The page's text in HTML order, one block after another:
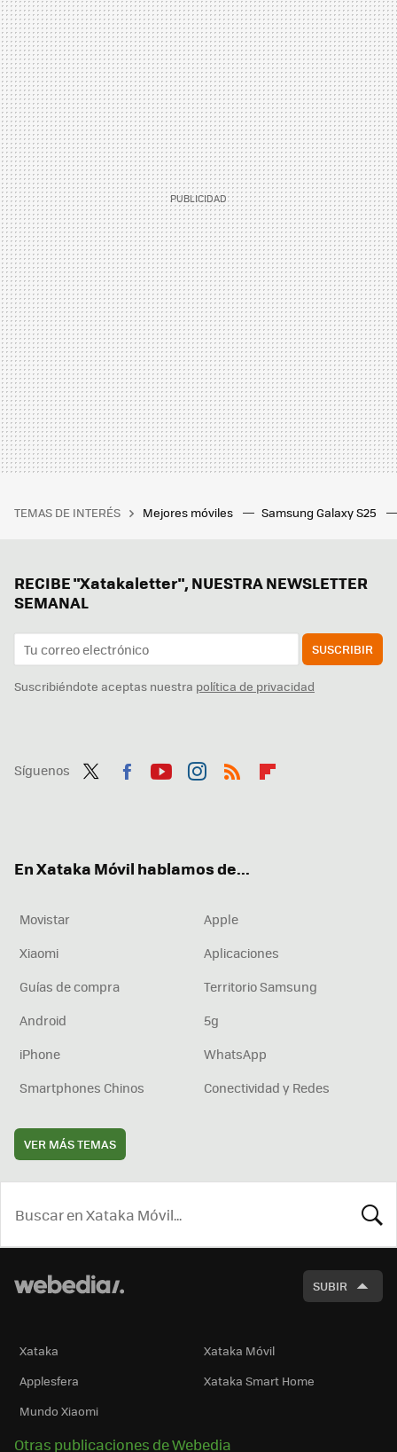
TEMAS DE INTERÉS Mejores móviles Samsung Galaxy S25
RECIBE "Xatakaletter", NUESTRA NEWSLETTER
SEMANAL
SUSCRIBIR
Suscribiéndote aceptas nuestra política de privacidad
Síguenos
En Xataka Móvil hablamos de...
Movistar
Apple
Xiaomi
Aplicaciones
Guías de compra
Territorio Samsung
Android
5g
iPhone
WhatsApp
Smartphones Chinos
Conectividad y Redes
VER MÁS TEMAS
SUBIR
Xataka
Xataka Móvil
Applesfera
Xataka Smart Home
Mundo Xiaomi
Otras publicaciones de Webedia